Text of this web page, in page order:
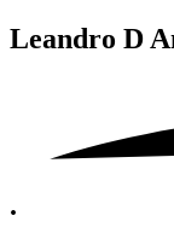
Leandro D
.